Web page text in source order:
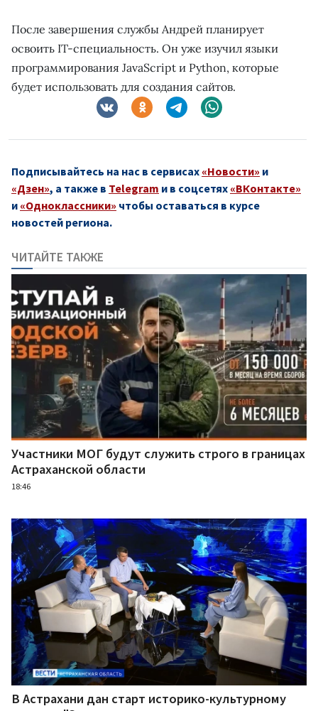
После завершения службы Андрей планирует
освоить IT-специальность. Он уже изучил языки
программирования JavaScript и Python, которые
будет использовать для создания сайтов.
Подписывайтесь на нас в сервисах «Новости» и
«Дзен», а также в Telegram и в соцсетях «ВКонтакте»
и «Одноклассники» чтобы оставаться в курсе
новостей региона.
ЧИТАЙТЕ ТАКЖЕ
Участники МОГ будут служить строго в границах
Астраханской области
18:46
В Астрахани дан старт историко-культурному